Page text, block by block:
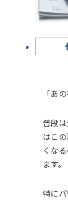
「あ
普段
はこ
くな
ます。
特に